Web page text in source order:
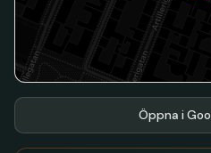
Öppna i